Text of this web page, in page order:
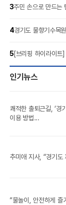
3주민 손으로 만드는
4경기도 물향기수목
5[브리핑 하이라이트
인기뉴스
쾌적한 출퇴근길, ‘경
이용 방법...
추미애 지사, “경기도
“물놀이, 안전하게 즐